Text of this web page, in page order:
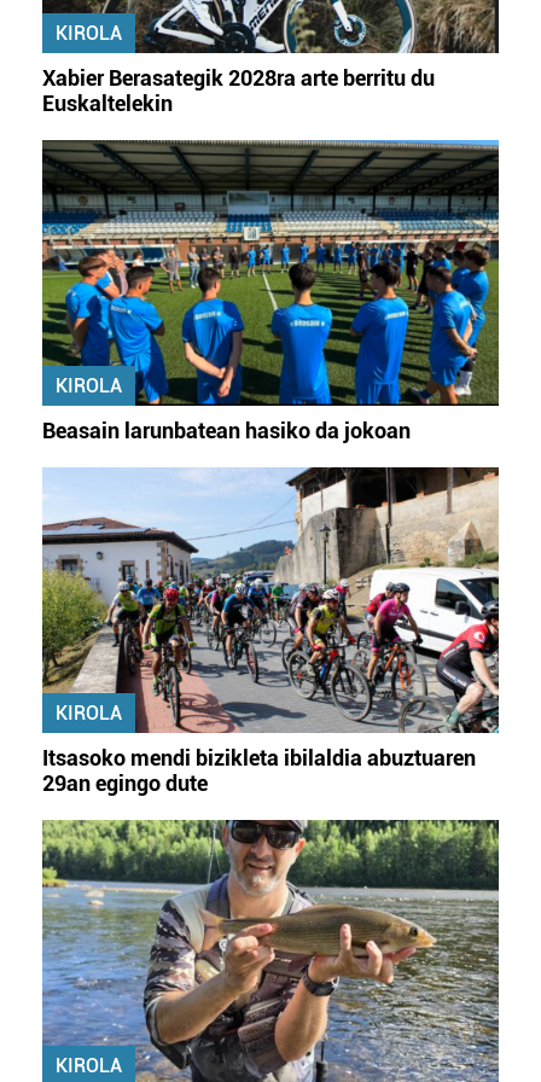
erabiltzeko baimen esplizitua ematen diguzu.Gehiago
irakurri
KIROLA
Xabier Berasategik 2028ra arte berritu du
Euskaltelekin
KIROLA
Beasain larunbatean hasiko da jokoan
KIROLA
Itsasoko mendi bizikleta ibilaldia abuztuaren
29an egingo dute
KIROLA